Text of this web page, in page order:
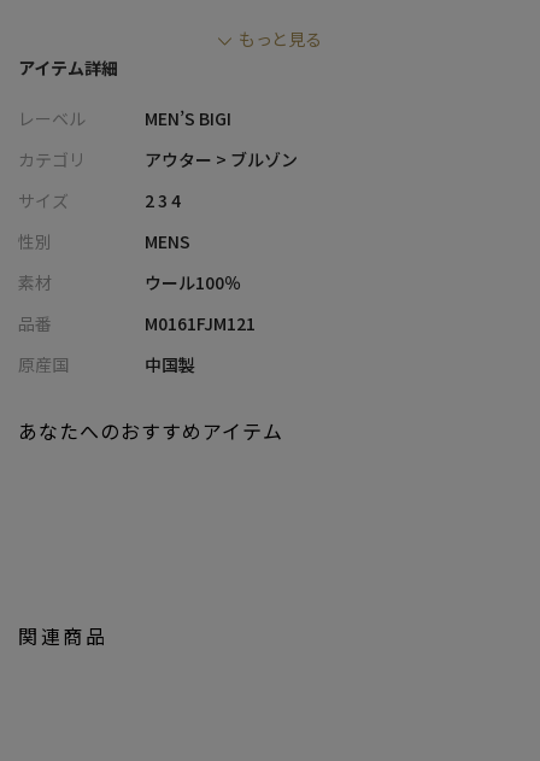
な趣が重なり、軽やかな着心地と洗練された存在感を同時に叶え
ます。
ーションモデルです。
〈MENS BIGI × LEE〉によるエクスクルーシブコレクション。ベー
スにはLEEの名作“STORM RIDER”を採用し、都会的なトラッドス
タイルへ再解釈しました。
しなやかな質感をプラスし、日常にも特別なシーンにも馴染む佇
まいに仕上げています。
着丈は、通常のSTORM RIDERよりもやや長めに設定し、ウエスト
背裏には英国調ガンクラブチェックを採用し、クラシックな気品
もっと見る
アイテム詳細
レーベル
MEN’S BIGI
カテゴリ
アウター > ブルゾン
サイズ
2 3 4
性別
MENS
素材
ウール100％
品番
M0161FJM121
原産国
中国製
関連商品
あなたへのおすすめアイテム